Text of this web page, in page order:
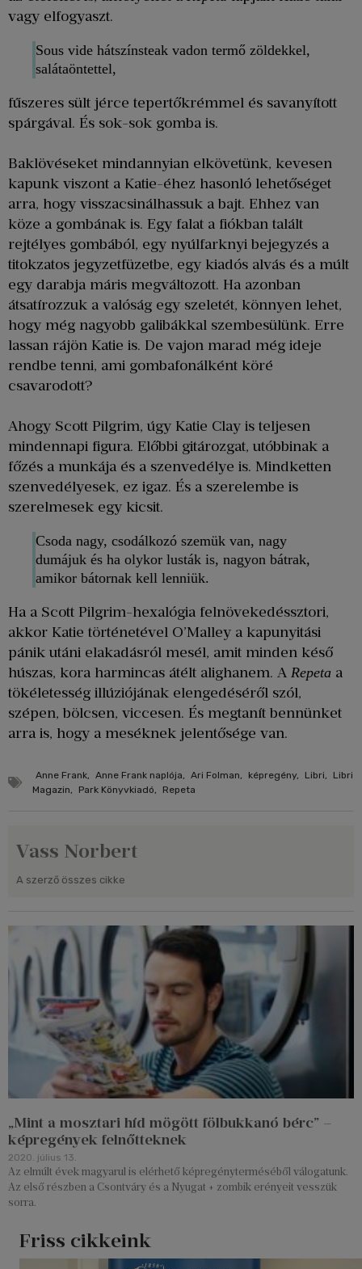
vagy elfogyaszt.
Sous vide hátszínsteak vadon termő zöldekkel,
salátaöntettel,
fűszeres sült jérce tepertőkrémmel és savanyított
spárgával. És sok-sok gomba is.
Baklövéseket mindannyian elkövetünk, kevesen
kapunk viszont a Katie-éhez hasonló lehetőséget
arra, hogy visszacsinálhassuk a bajt. Ehhez van
köze a gombának is. Egy falat a fiókban talált
rejtélyes gombából, egy nyúlfarknyi bejegyzés a
titokzatos jegyzetfüzetbe, egy kiadós alvás és a múlt
egy darabja máris megváltozott. Ha azonban
átsatírozzuk a valóság egy szeletét, könnyen lehet,
hogy még nagyobb galibákkal szembesülünk. Erre
lassan rájön Katie is. De vajon marad még ideje
rendbe tenni, ami gombafonálként köré
csavarodott?
Ahogy Scott Pilgrim, úgy Katie Clay is teljesen
mindennapi figura. Előbbi gitározgat, utóbbinak a
főzés a munkája és a szenvedélye is. Mindketten
szenvedélyesek, ez igaz. És a szerelembe is
szerelmesek egy kicsit.
Csoda nagy, csodálkozó szemük van, nagy
dumájuk és ha olykor lusták is, nagyon bátrak,
amikor bátornak kell lenniük.
Ha a Scott Pilgrim-hexalógia felnövekedéssztori,
akkor Katie történetével O’Malley a kapunyitási
pánik utáni elakadásról mesél, amit minden késő
húszas, kora harmincas átélt alighanem. A Repeta a
tökéletesség illúziójának elengedéséről szól,
szépen, bölcsen, viccesen. És megtanít bennünket
arra is, hogy a meséknek jelentősége van.
Anne Frank, Anne Frank naplója, Ari Folman, képregény, Libri,
Libri
Magazin, Park Könyvkiadó, Repeta
Vass Norbert
A szerző összes cikke
„Mint a mosztari híd mögött fölbukkanó bérc” –
képregények felnőtteknek
2020. július 13.
Az elmúlt évek magyarul is elérhető képregényterméséből válogatunk.
Az első részben a Csontváry és a Nyugat + zombik erényeit vesszük
sorra.
Friss cikkeink